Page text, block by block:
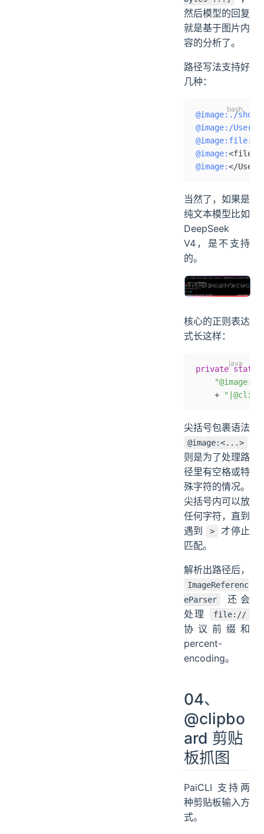
然后模型的回复
就是基于图片内
容的分析了。
路径写法支持好
几种：
@image:./
@image:/
@image:<file:///
@image:</
当然了，如果是
纯文本模型比如
DeepSeek
V4，是不支持
的。
核心的正则表达
式长这样：
private static
    +
尖括号包裹语法
@image:<...>
则是为了处理路
径里有空格或特
殊字符的情况。
尖括号内可以放
任何字符，直到
遇到
>
才停止
匹配。
解析出路径后，
ImageReferenc
eParser
还会
处理
file://
协议前缀和
percent-
encoding。
04、
@clipbo
ard 剪贴
板抓图
PaiCLI 支持两
种剪贴板输入方
式。